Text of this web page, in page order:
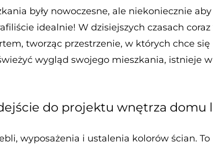
były nowoczesne, ale niekoniecznie
idealnie! W dzisiejszych czasach
tworząc przestrzenie, w których chce
wygląd swojego mieszkania, istnieje
do projektu wnętrza domu
wyposażenia i ustalenia kolorów ścian.